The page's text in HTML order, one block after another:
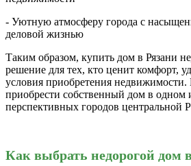
- Уютную атмосферу города с
деловой жизнью
Таким образом, купить дом в Рязани
решение для тех, кто ценит комфорт,
условия приобретения
приобрести собственный дом в
перспективных городов центральной
Как выбрать недорогой дом